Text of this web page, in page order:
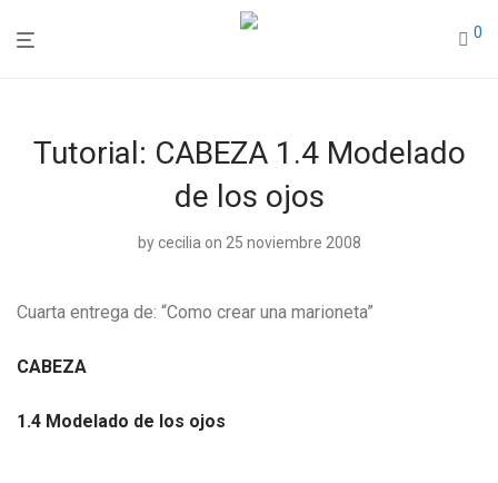
0
Tutorial: CABEZA 1.4 Modelado
de los ojos
bycecilia on 25 noviembre 2008
Cuarta entrega de: “Como crear una marioneta”
CABEZA
1.4 Modelado de los ojos